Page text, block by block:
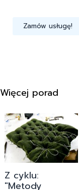
Zamów usługę!
Więcej porad
Z cyklu:
"Metody